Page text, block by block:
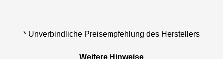
* Unverbindliche Preisempfehlung des Herstellers
Weitere Hinweise